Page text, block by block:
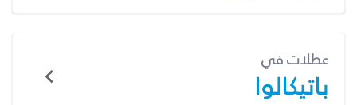
عطلات في
باتيكالوا